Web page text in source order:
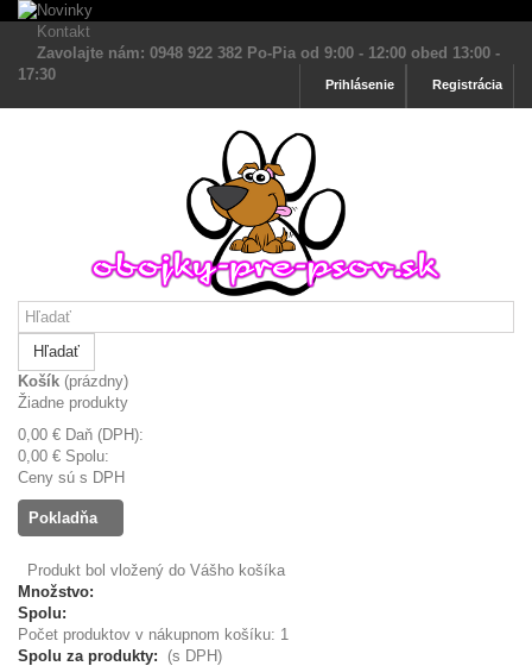
Kontakt
Zavolajte nám: 0948 922 382 Po-Pia od 9:00 - 12:00 obed 13:00 -
17:30
Registrácia
Prihlásenie
Hľadať
Košík (prázdny)
Žiadne produkty
0,00 € Daň (DPH):
0,00 € Spolu:
Ceny sú s DPH
Pokladňa
Produkt bol vložený do Vášho košíka
Množstvo:
Spolu:
Počet produktov v nákupnom košíku: 1
Spolu za produkty:
(s DPH)